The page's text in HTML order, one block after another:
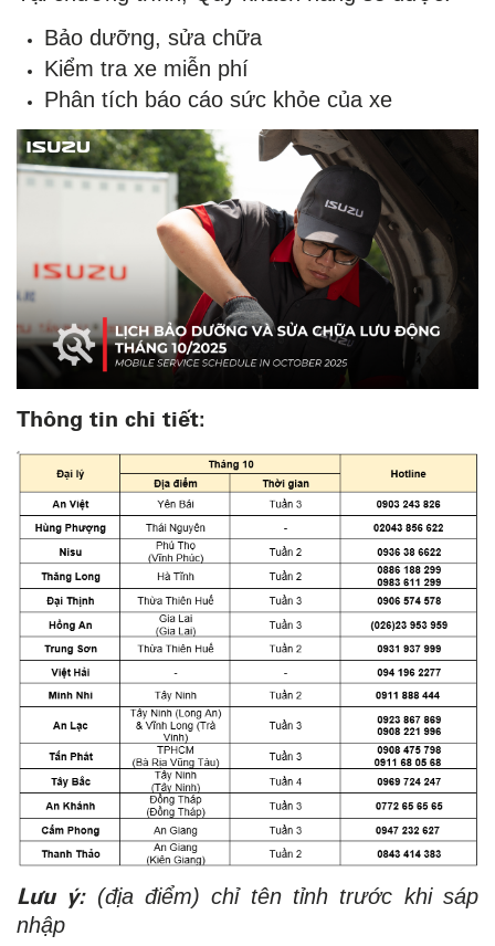
Bảo dưỡng, sửa chữa
Kiểm tra xe miễn phí
Phân tích báo cáo sức khỏe của xe
Thông tin chi tiết:
Lưu ý:(địa điểm) chỉ tên tỉnh trước khi sáp
nhập